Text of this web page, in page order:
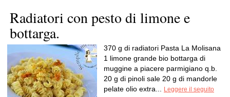
Radiatori con pesto di limone e
bottarga.
370 g di radiatori Pasta La Molisana
1 limone grande bio bottarga di
muggine a piacere parmigiano q.b.
20 g di pinoli sale 20 g di mandorle
pelate olio extra...
Leggere il seguito